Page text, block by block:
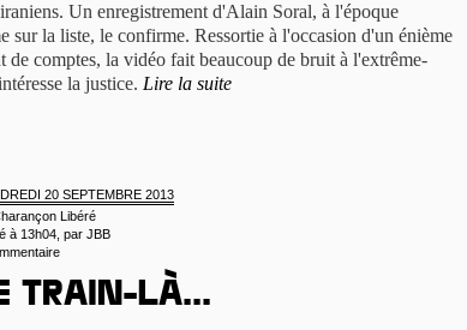
Un enregistrement d'Alain Soral, à l'époque
sur la liste, le confirme. Ressortie à l'occasion d'un énième
de comptes, la vidéo fait beaucoup de bruit à l'extrême-
la justice. Lire la suite
20 SEPTEMBRE 2013
Libéré
à 13h04, par JBB
train-là...